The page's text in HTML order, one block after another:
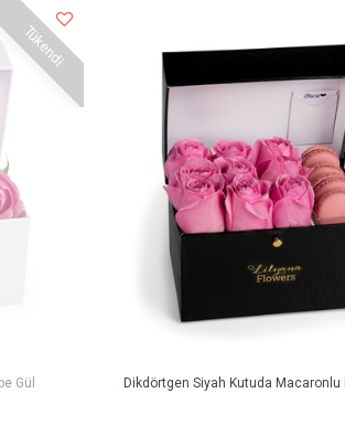
Tükendi
Gül Dikdörtgen Siyah Kutuda Macaronlu